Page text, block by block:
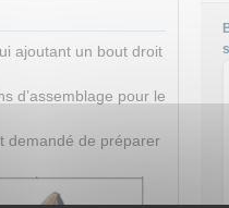
ajoutant un bout droit
d’assemblage pour le
demandé de préparer